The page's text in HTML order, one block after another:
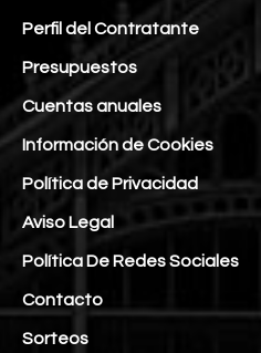
Perfil del Contratante
Presupuestos
Cuentas anuales
Información de Cookies
Política de Privacidad
Aviso Legal
Política De Redes Sociales
Contacto
Sorteos